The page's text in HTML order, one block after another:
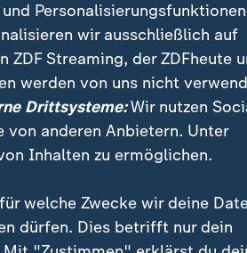
Hochdruckgebiet im Osten
liegen
Personalisierungsfunktionen
wir ausschließlich auf
ZDF Streaming, der ZDFheute
werden von uns nicht
Drittsysteme:Wir nutzen
von anderen Anbietern. Unter
Inhalten zu ermöglichen.
welche Zwecke wir deine
dürfen. Dies betrifft nur dein